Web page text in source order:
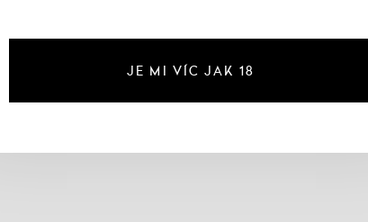
JE MI VÍC JAK 18